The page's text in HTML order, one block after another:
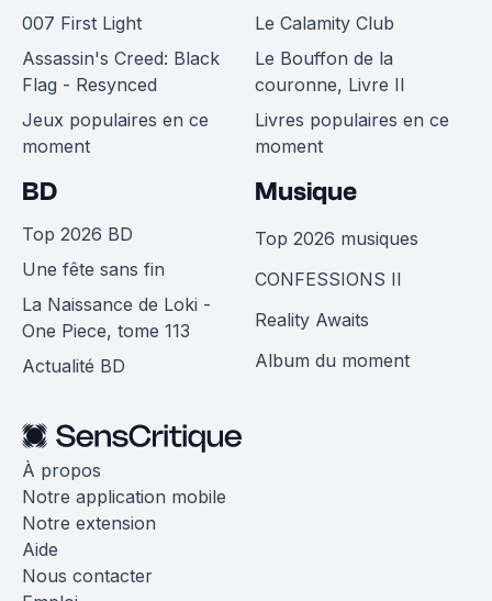
007 First Light
Assassin's Creed: Black
Flag - Resynced
Jeux populaires en ce
moment
Le Calamity Club
Le Bouffon de la
couronne, Livre II
Livres populaires en ce
moment
BD
Top 2026 BD
Une fête sans fin
La Naissance de Loki -
One Piece, tome 113
Actualité BD
Musique
Top 2026 musiques
CONFESSIONS II
Reality Awaits
Album du moment
À propos
Notre application mobile
Notre extension
Aide
Nous contacter